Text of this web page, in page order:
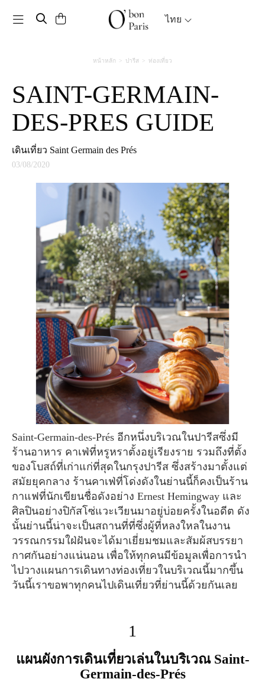
Toggle navigation ไทย
หน้าหลัก ปารีส ท่องเที่ยว
SAINT-GERMAIN-
DES-PRES GUIDE
เดินเที่ยว Saint Germain des Prés
03/08/2020
Saint-Germain-des-Prés อีกหนึ่งบริเวณในปารีสซึ่งมี
ร้านอาหาร คาเฟ่ที่หรูหราตั้งอยู่เรียงราย รวมถึงที่ตั้ง
ของโบสถ์ที่เก่าแก่ที่สุดในกรุงปารีส ซึ่งสร้างมาตั้งแต่
สมัยยุคกลาง ร้านคาเฟ่ที่โด่งดังในย่านนี้ก็คงเป็นร้าน
กาแฟที่นักเขียนชื่อดังอย่าง Ernest Hemingway และ
ศิลปินอย่างปิกัสโซ่แวะเวียนมาอยู่บ่อยครั้งในอดีต ดัง
นั้นย่านนี้น่าจะเป็นสถานที่ที่ซึ่งผู้ที่หลงใหลในงาน
วรรณกรรมใฝ่ฝันจะได้มาเยี่ยมชมและสัมผ้สบรรยา
กาศกันอย่างแน่นอน เพื่อให้ทุกคนมีข้อมูลเพื่อการนำ
ไปวางแผนการเดินทางท่องเที่ยวในบริเวณนี้มากขึ้น
วันนี้เราขอพาทุกคนไปเดินเที่ยวที่ย่านนี้ด้วยกันเลย
1
แผนผังการเดินเที่ยวเล่นในบริเวณ Saint-
Germain-des-Prés